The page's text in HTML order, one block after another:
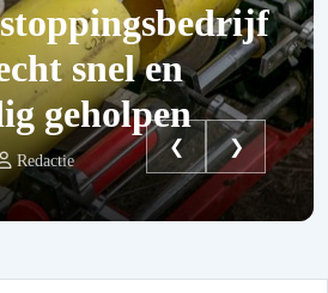
snel en
geholpen
Redactie
❮ ❯